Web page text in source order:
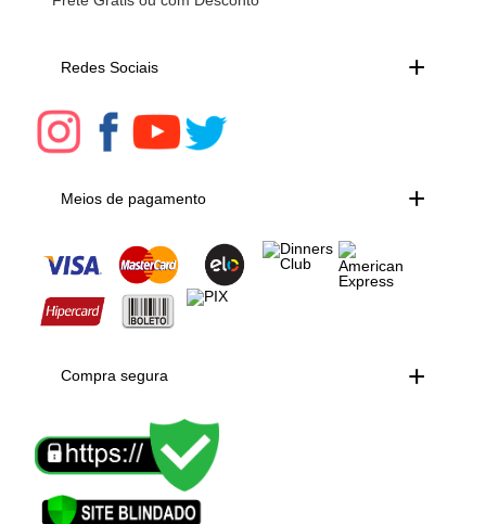
Redes Sociais
Meios de pagamento
Compra segura